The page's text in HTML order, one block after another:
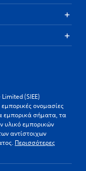
(SIEE)
εμπορικές ονομασίες
εμπορικά σήματα, τα
υλικό εμπορικών
αντίστοιχων
Περισσότερες